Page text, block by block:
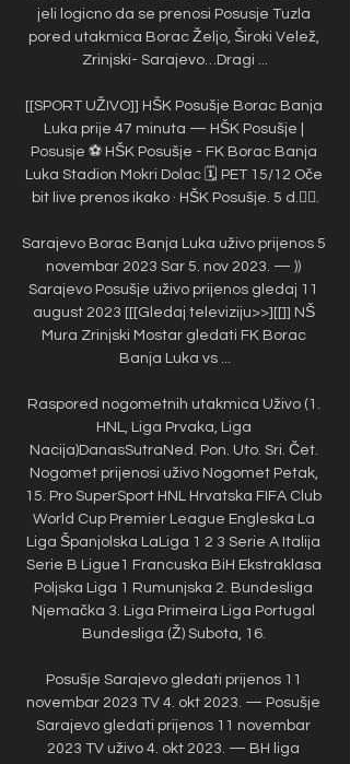
jeli logicno da se prenosi Posusje Tuzla
pored utakmica Borac Željo, Široki Velež,
Zrinjski- Sarajevo…Dragi ...
[[SPORT UŽIVO]] HŠK Posušje Borac Banja
Luka prije 47 minuta — HŠK Posušje |
Posusje ⚽️ HŠK Posušje - FK Borac Banja
Luka Stadion Mokri Dolac 🗓️ PET 15/12 Oče
bit live prenos ikako · HŠK Posušje. 5 d.󰞋󰟠.
Sarajevo Borac Banja Luka uživo prijenos 5
novembar 2023 Sar 5. nov 2023. — ))
Sarajevo Posušje uživo prijenos gledaj 11
august 2023 [[[Gledaj televiziju>>][[]] NŠ
Mura Zrinjski Mostar gledati FK Borac
Banja Luka vs ...
Raspored nogometnih utakmica Uživo (1.
HNL, Liga Prvaka, Liga
Nacija)DanasSutraNed. Pon. Uto. Sri. Čet.
Nogomet prijenosi uživo Nogomet Petak,
15. Pro SuperSport HNL Hrvatska FIFA Club
World Cup Premier League Engleska La
Liga Španjolska LaLiga 1 2 3 Serie A Italija
Serie B Ligue1 Francuska BiH Ekstraklasa
Poljska Liga 1 Rumunjska 2. Bundesliga
Njemačka 3. Liga Primeira Liga Portugal
Bundesliga (Ž) Subota, 16.
Posušje Sarajevo gledati prijenos 11
novembar 2023 TV 4. okt 2023. — Posušje
Sarajevo gledati prijenos 11 novembar
2023 TV uživo 4. okt 2023. — BH liga